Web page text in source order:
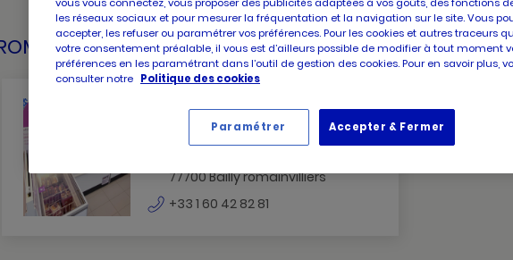
PICARD
ROMAINVILLIERS
ROMAINVILLIERS
Picard Bailly Romainvilliers
77700 Bailly romainvilliers
+33 1 60 42 82 81
vous vous connectez, vous proposer des publicités adaptées à vos goûts, des fonctions
les réseaux sociaux et pour mesurer la fréquentation et la navigation sur le site. Vous
accepter, les refuser ou paramétrer vos préférences. Pour les cookies et autres traceurs
votre consentement préalable, il vous est d’ailleurs possible de modifier à tout moment
préférences en les paramétrant dans l’outil de gestion des cookies. Pour en savoir plus,
consulter notre Politique des cookies
Accepter & Fermer
Paramétrer